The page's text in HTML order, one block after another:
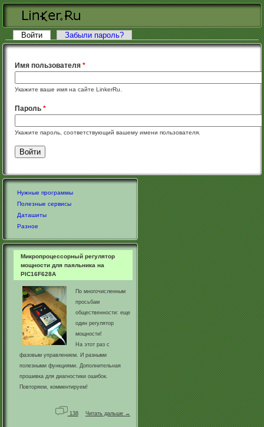
Перейти к основному содержанию
Главные вкладки
Войти (активная вкладка)
Забыли пароль?
Имя пользователя*
Укажите ваше имя на сайте LinkerRu.
Пароль*
Укажите пароль, соответствующий вашему имени пользователя.
Нужные программы
Полезные сервисы
Даташиты
Разное
Микропроцессорный регулятор
мощности для паяльника на
PIC16F628A
По многочисленным
просьбам
общественности: еще
один регулятор
мощности!
На этот раз с
фазовым управлением. И разными
полезными функциями. Дополнительная
прошивка для диагностики ошибок.
Повторяем, комментируем!
138 Читать дальше →